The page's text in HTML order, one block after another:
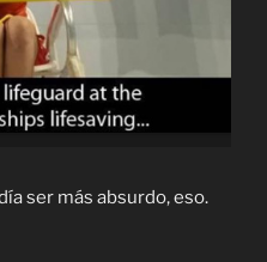
ser más absurdo, eso.